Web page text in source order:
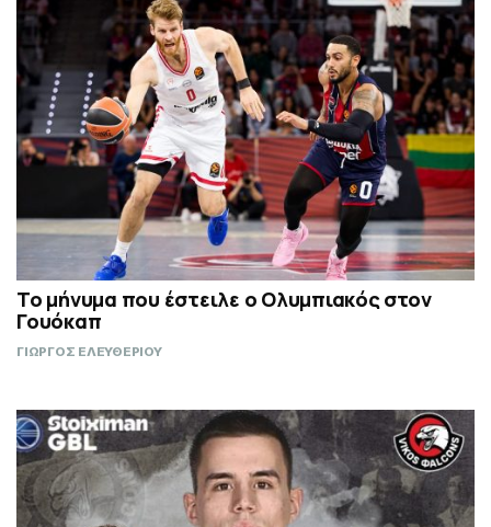
Το μήνυμα που έστειλε ο Ολυμπιακός στον
Γουόκαπ
ΓΙΩΡΓΟΣ ΕΛΕΥΘΕΡΙΟΥ